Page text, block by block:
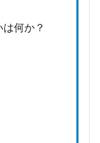
何か？